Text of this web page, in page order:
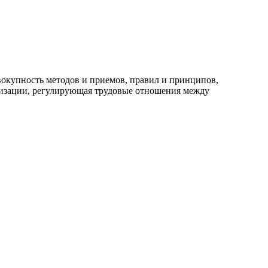
методов и приемов, правил и принципов,
регулирующая трудовые отношения между